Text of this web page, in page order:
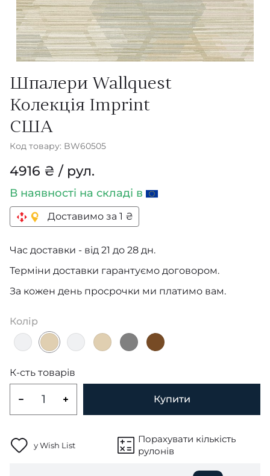
Шпалери Wallquest
Колекція Imprint
США
Код товару: BW60505
4916 ₴ / рул.
В наявності на складі в
Доставимо за 1 ₴
Час доставки - від 21 до 28 дн.
Терміни доставки гарантуємо договором.
За кожен день просрочки ми платимо вам.
Колір
К-сть товарів
Купити
у Wish List
Порахувати кількість
рулонів